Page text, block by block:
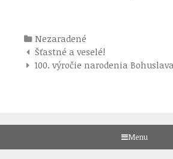
Kategórie
Nezaradené
Navigácia
pre
Šťastné a veselé!
100. výročie narodenia
Menu